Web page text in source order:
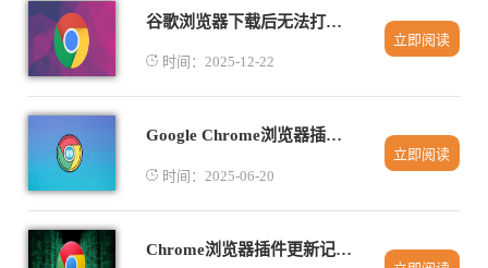
谷歌浏览器下载后无法打开设置页面怎么办
时间：2025-12-22
立即阅读
Google Chrome浏览器插件是否支持API调用
时间：2025-06-20
立即阅读
Chrome浏览器插件更新记录能否查看历史版本